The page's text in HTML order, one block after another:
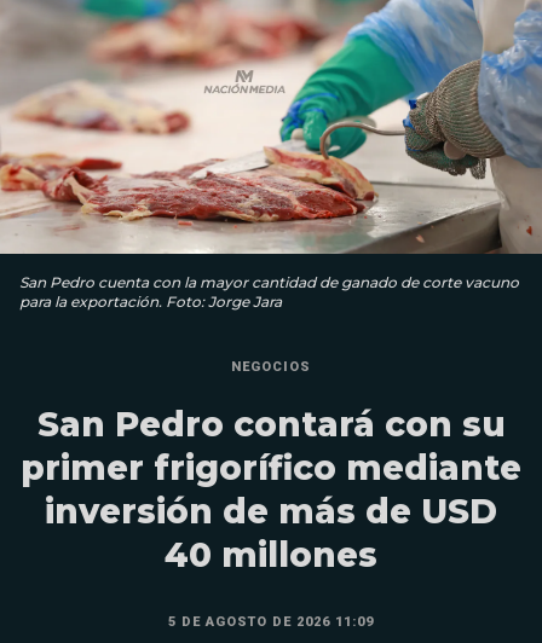
San Pedro cuenta con la mayor cantidad de ganado de corte vacuno
para la exportación. Foto: Jorge Jara
NEGOCIOS
San Pedro contará con su
primer frigorífico mediante
inversión de más de USD
40 millones
5 DE AGOSTO DE 2026 11:09